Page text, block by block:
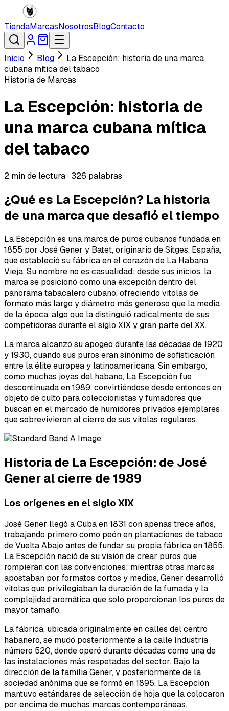
TiendaMarcasNosotrosBlogContacto
Inicio Blog
La Escepción: historia de una marca
cubana mítica del tabaco
Historia de Marcas
La Escepción: historia de
una marca cubana mítica
del tabaco
2 min de lectura · 326 palabras
¿Qué es La Escepción? La historia
de una marca que desafió el tiempo
La Escepción es una marca de puros cubanos fundada en
1855 por José Gener y Batet, originario de Sitges, España,
que estableció su fábrica en el corazón de La Habana
Vieja. Su nombre no es casualidad: desde sus inicios, la
marca se posicionó como una excepción dentro del
panorama tabacalero cubano, ofreciendo vitolas de
formato más largo y diámetro más generoso que la media
de la época, algo que la distinguió radicalmente de sus
competidoras durante el siglo XIX y gran parte del XX.
La marca alcanzó su apogeo durante las décadas de 1920
y 1930, cuando sus puros eran sinónimo de sofisticación
entre la élite europea y latinoamericana. Sin embargo,
como muchas joyas del habano, La Escepción fue
descontinuada en 1989, convirtiéndose desde entonces en
objeto de culto para coleccionistas y fumadores que
buscan en el mercado de humidores privados ejemplares
que sobrevivieron al cierre de sus vitolas regulares.
Historia de La Escepción: de José
Gener al cierre de 1989
Los orígenes en el siglo XIX
José Gener llegó a Cuba en 1831 con apenas trece años,
trabajando primero como peón en plantaciones de tabaco
de Vuelta Abajo antes de fundar su propia fábrica en 1855.
La Escepción nació de su visión de crear puros que
rompieran con las convenciones: mientras otras marcas
apostaban por formatos cortos y medios, Gener desarrolló
vitolas que privilegiaban la duración de la fumada y la
complejidad aromática que solo proporcionan los puros de
mayor tamaño.
La fábrica, ubicada originalmente en calles del centro
habanero, se mudó posteriormente a la calle Industria
número 520, donde operó durante décadas como una de
las instalaciones más respetadas del sector. Bajo la
dirección de la familia Gener, y posteriormente de la
sociedad anónima que se formó en 1895, La Escepción
mantuvo estándares de selección de hoja que la colocaron
por encima de muchas marcas contemporáneas.